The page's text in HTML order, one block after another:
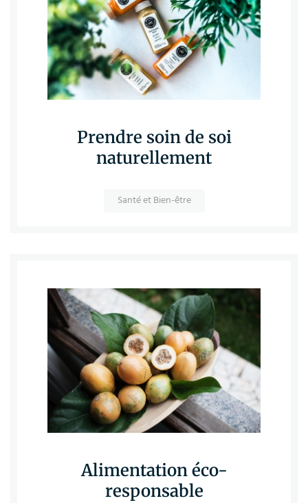
Prendre soin de soi
naturellement
Santé et Bien-être
Alimentation éco-
responsable